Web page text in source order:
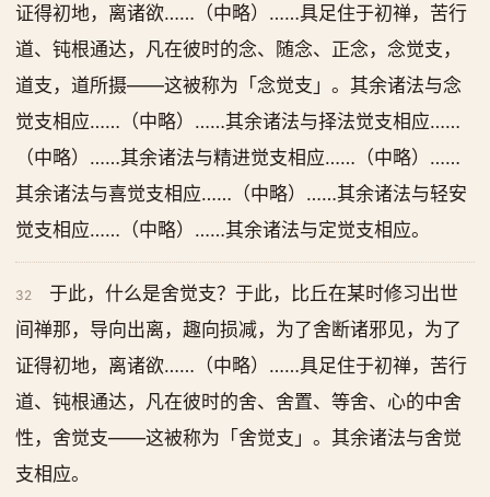
证得初地，离诸欲……（中略）……具足住于初禅，苦行
道、钝根通达，凡在彼时的念、随念、正念，念觉支，
道支，道所摄——这被称为「念觉支」。其余诸法与念
觉支相应……（中略）……其余诸法与择法觉支相应……
（中略）……其余诸法与精进觉支相应……（中略）……
其余诸法与喜觉支相应……（中略）……其余诸法与轻安
觉支相应……（中略）……其余诸法与定觉支相应。
32
于此，什么是舍觉支？于此，比丘在某时修习出世
间禅那，导向出离，趣向损减，为了舍断诸邪见，为了
证得初地，离诸欲……（中略）……具足住于初禅，苦行
道、钝根通达，凡在彼时的舍、舍置、等舍、心的中舍
性，舍觉支——这被称为「舍觉支」。其余诸法与舍觉
支相应。